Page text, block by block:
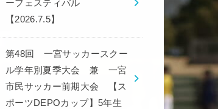
ーフェスティバル
【2026.7.5】
第48回 一宮サッカースクー
ル学年別夏季大会 兼 一宮
市民サッカー前期大会 【ス
ポーツDEPOカップ】5年生